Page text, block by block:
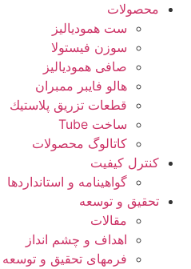
محصولات
ست همودیالیز
سوزن فیستولا
صافی همودیالیز
هالو فایبر ممبران
قطعات تزريق پلاستيك
ساخت Tube
کاتالوگ محصولات
کنترل کیفیت
گواهينامه و استانداردها
تحقيق و توسعه
مقالات
اهداف و چشم انداز
فرمهای تحقیق و توسعه